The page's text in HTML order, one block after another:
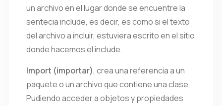
un archivo en el lugar donde se encuentre la
senteciainclude, es decir, es como si el texto
del archivo a incluir, estuviera escrito en el sitio
donde hacemos el include.
Import (importar), crea una referencia a un
paquete o un archivo que contiene una clase.
Pudiendo acceder a objetos y propiedades